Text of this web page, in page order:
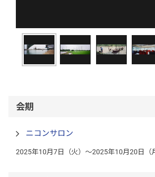
会期
ニコンサロン
2025年10月7日（火）～2025年10月20日